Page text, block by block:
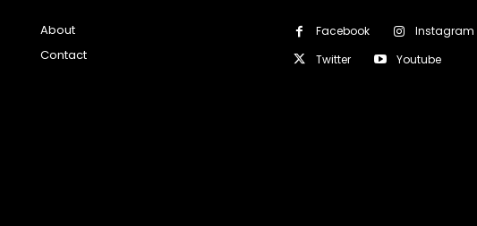
About
Contact
Facebook
Instagram
Twitter
Youtube